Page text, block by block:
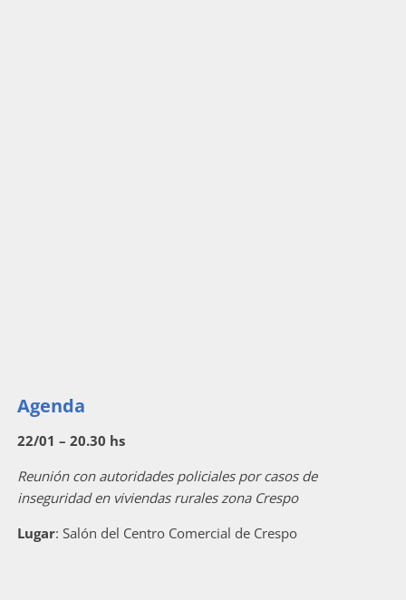
Agenda
22/01 – 20.30 hs
Reunión con autoridades policiales por casos de
inseguridad en viviendas rurales zona Crespo
Lugar: Salón del Centro Comercial de Crespo